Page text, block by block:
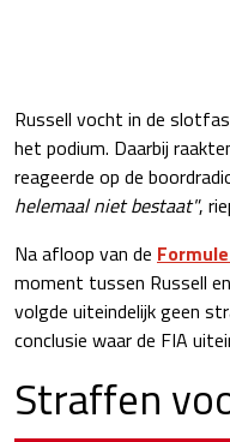
Russell vocht in de
het podium. Daarbij
reageerde op de
helemaal niet bestaat",
Na afloop van de
moment tussen Russell
volgde uiteindelijk geen
conclusie waar de FIA
Straffen